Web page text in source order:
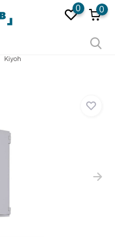
0 0